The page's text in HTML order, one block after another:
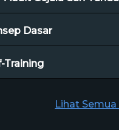
Dasar
Training
Lihat